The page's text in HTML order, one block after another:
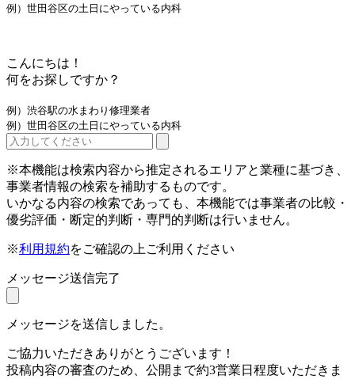
例）世田谷区の土日にやっている内科
こんにちは！
何をお探しですか？
例）渋谷駅の水まわり修理業者
例）世田谷区の土日にやっている内科
※本機能は検索内容から推定されるエリアと業種に基づき、
事業者情報の検索を補助するものです。
いかなる内容の検索であっても、本機能では事業者の比較・
優劣評価・断定的判断・専門的判断は行いません。
※利用規約をご確認の上ご利用ください
メッセージ送信完了
メッセージを送信しました。
ご協力いただきありがとうございます！
投稿内容の審査のため、公開まで約3営業日程度いただきま